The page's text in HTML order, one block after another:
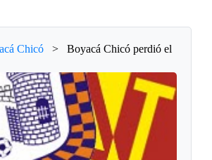
Chicó >
Boyacá Chicó perdió el